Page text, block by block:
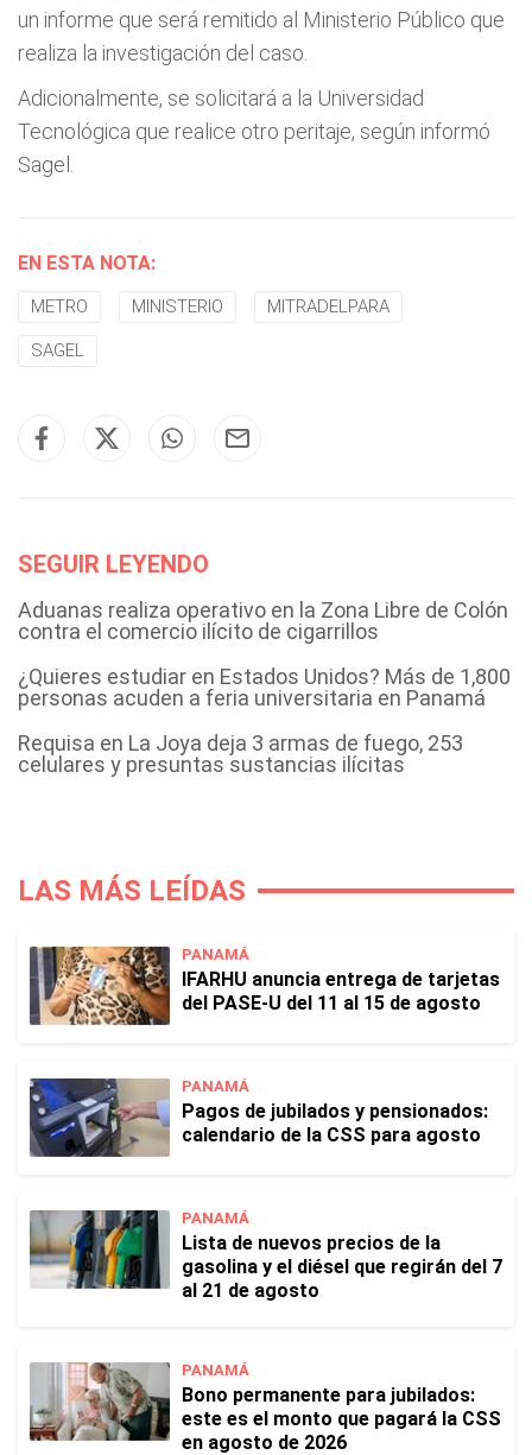
un informe que será remitido al Ministerio Público que
realiza la investigación del caso.
Adicionalmente, se solicitará a la Universidad
Tecnológica que realice otro peritaje, según informó
Sagel.
EN ESTA NOTA:
METRO MINISTERIO MITRADELPARA
SAGEL
SEGUIR LEYENDO
Aduanas realiza operativo en la Zona Libre de Colón
contra el comercio ilícito de cigarrillos
¿Quieres estudiar en Estados Unidos? Más de 1,800
personas acuden a feria universitaria en Panamá
Requisa en La Joya deja 3 armas de fuego, 253
celulares y presuntas sustancias ilícitas
LAS MÁS LEÍDAS
PANAMÁ
IFARHU anuncia entrega de tarjetas
del PASE-U del 11 al 15 de agosto
PANAMÁ
Pagos de jubilados y pensionados:
calendario de la CSS para agosto
PANAMÁ
Lista de nuevos precios de la
gasolina y el diésel que regirán del 7
al 21 de agosto
PANAMÁ
Bono permanente para jubilados:
este es el monto que pagará la CSS
en agosto de 2026